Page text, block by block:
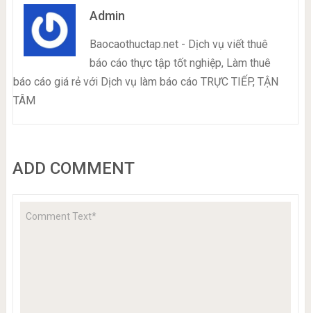
Admin
Baocaothuctap.net - Dịch vụ viết thuê
báo cáo thực tập tốt nghiệp, Làm thuê
báo cáo giá rẻ với Dịch vụ làm báo cáo TRỰC TIẾP, TẬN
TÂM
ADD COMMENT